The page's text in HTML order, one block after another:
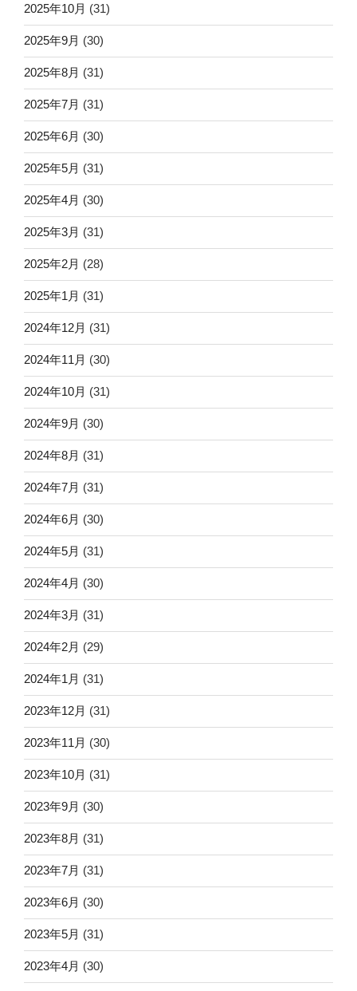
2025年10月 (31)
2025年9月 (30)
2025年8月 (31)
2025年7月 (31)
2025年6月 (30)
2025年5月 (31)
2025年4月 (30)
2025年3月 (31)
2025年2月 (28)
2025年1月 (31)
2024年12月 (31)
2024年11月 (30)
2024年10月 (31)
2024年9月 (30)
2024年8月 (31)
2024年7月 (31)
2024年6月 (30)
2024年5月 (31)
2024年4月 (30)
2024年3月 (31)
2024年2月 (29)
2024年1月 (31)
2023年12月 (31)
2023年11月 (30)
2023年10月 (31)
2023年9月 (30)
2023年8月 (31)
2023年7月 (31)
2023年6月 (30)
2023年5月 (31)
2023年4月 (30)